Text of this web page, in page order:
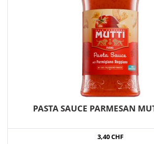
PASTA SAUCE PARMESAN
3,40 CHF